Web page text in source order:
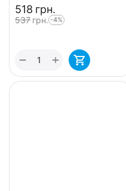
‍518‍ грн.
‍537‍ грн. -4%
+
−